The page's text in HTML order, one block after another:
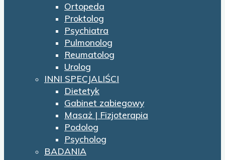
Ortopeda
Proktolog
Psychiatra
Pulmonolog
Reumatolog
Urolog
INNI SPECJALIŚCI
Dietetyk
Gabinet zabiegowy
Masaż | Fizjoterapia
Podolog
Psycholog
BADANIA